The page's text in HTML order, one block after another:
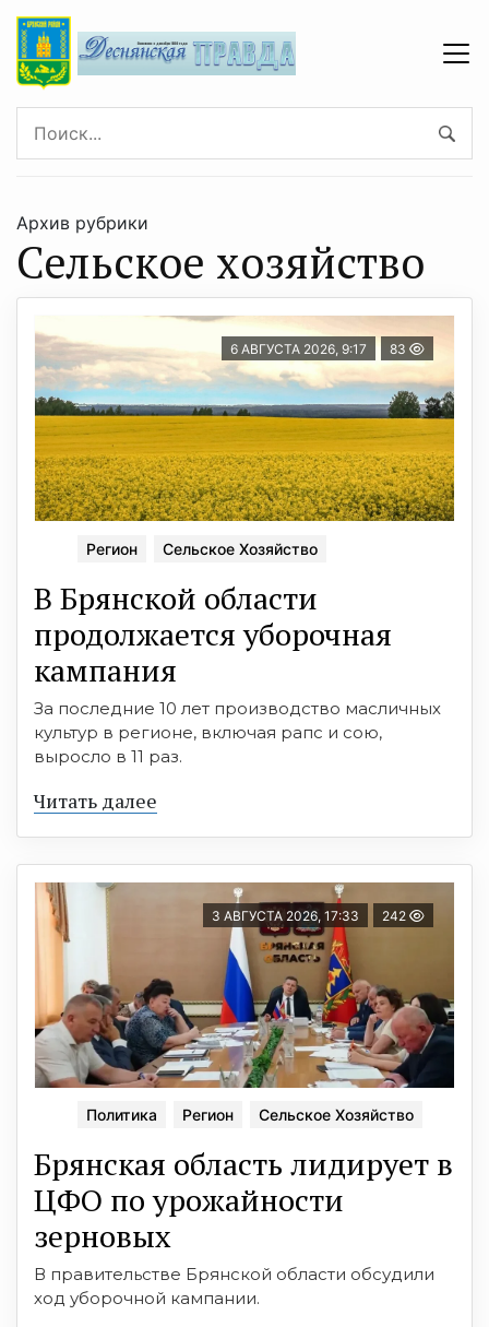
Архив рубрики
Сельское хозяйство
6 АВГУСТА 2026, 9:17 83
Регион Сельское Хозяйство
В Брянской области
продолжается уборочная
кампания
За последние 10 лет производство масличных
культур в регионе, включая рапс и сою,
выросло в 11 раз.
Читать далее
3 АВГУСТА 2026, 17:33 242
Политика Регион Сельское Хозяйство
Брянская область лидирует в
ЦФО по урожайности
зерновых
В правительстве Брянской области обсудили
ход уборочной кампании.